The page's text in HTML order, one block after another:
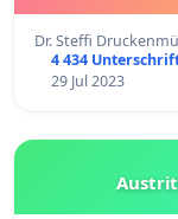
Dr. Steffi
4 434
29 Jul 2023